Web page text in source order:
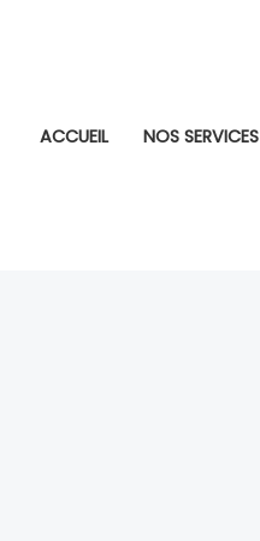
ACCUEIL NOS SERVICES